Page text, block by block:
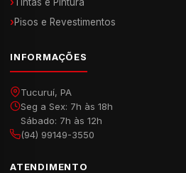
›Pisos e Revestimentos
INFORMAÇÕES
Tucuruí, PA
Seg a Sex: 7h às 18h
Sábado: 7h às 12h
(94) 99149-3550
ATENDIMENTO